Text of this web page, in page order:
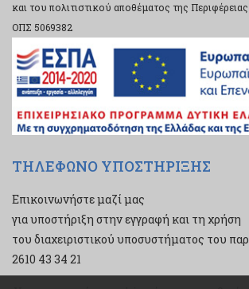
και του πολιτιστικού αποθέματος της
ΟΠΣ 5069382
ΤΗΛΕΦΩΝΟ ΥΠΟΣΤΗΡΙΞΗΣ
Επικοινωνήστε μαζί μας
για υποστήριξη στην εγγραφή και τη χρήση
του διαχειριστικού υποσυστήματος του
2610 43 34 21